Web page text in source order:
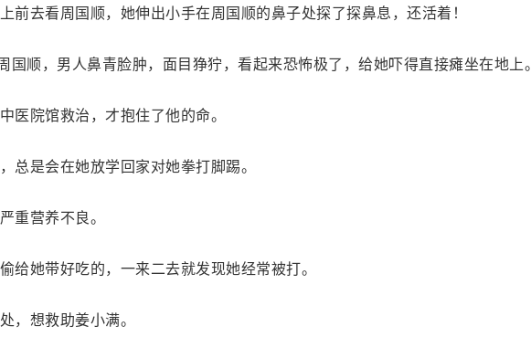
前去看周国顺，她伸出小手在周国顺的鼻子处探了探鼻息，还活着！
国顺，男人鼻青脸肿，面目狰狞，看起来恐怖极了，给她吓得直接瘫坐在地上。
医院馆救治，才抱住了他的命。
总是会在她放学回家对她拳打脚踢。
重营养不良。
给她带好吃的，一来二去就发现她经常被打。
，想救助姜小满。